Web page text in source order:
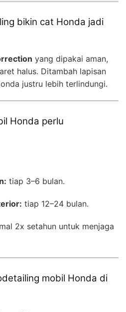
bikin cat Honda jadi
yang dipakai aman,
halus. Ditambah lapisan
justru lebih terlindungi.
Honda perlu
tiap 3–6 bulan.
tiap 12–24 bulan.
2x setahun untuk menjaga
mobil Honda di